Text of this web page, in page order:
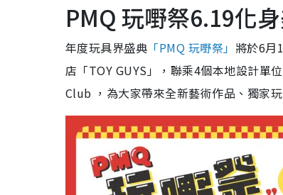
PMQ 玩嘢祭潮流品牌推介︱4.
PMQ 玩嘢祭潮流品牌推介︱5.
PMQ 玩嘢祭潮流品牌推介︱6.
PMQ 玩嘢祭潮流品牌推介︱7.
PMQ 玩嘢祭潮流品牌推介︱8.
PMQ 玩嘢祭潮流品牌推介︱9.
PMQ 玩嘢祭潮流品牌推介
PMQ 玩嘢祭6.19化
年度玩具界盛典 「PMQ 玩嘢祭」 將於6月
店「TOY GUYS」，聯乘4個本地設計單
Club ，為大家帶來全新藝術作品、獨家